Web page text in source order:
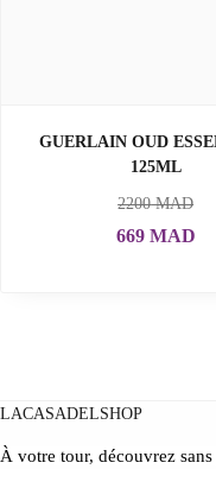
GUERLAIN OUD
125ML
2200MAD
669MAD
LACASADELSHOP
À votre tour, découvrez